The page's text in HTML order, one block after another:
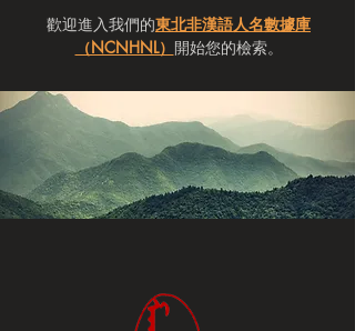
歡迎進入我們的東北非漢語人名數據庫
（NCNHNL） 開始您的檢索。